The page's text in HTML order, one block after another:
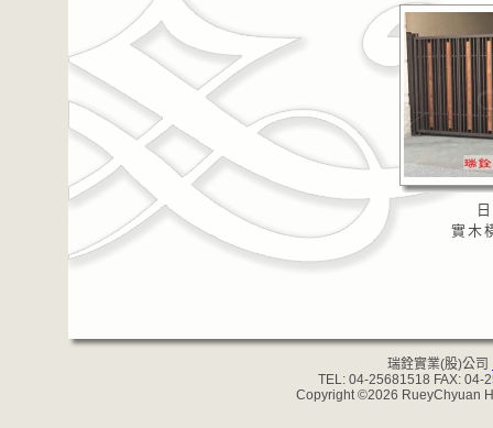
實木
瑞銓實業(股)公司
TEL: 04-25681518 FAX: 04-
Copyright ©2026 RueyChyuan